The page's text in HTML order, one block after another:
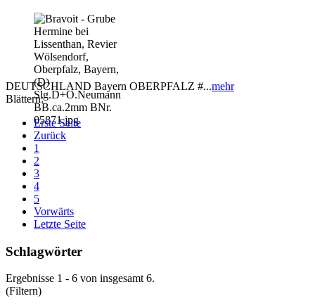
DEUTSCHLAND Bayern OBERPFALZ #...mehr
Blättern:
Erste Seite
Zurück
1
2
3
4
5
Vorwärts
Letzte Seite
Schlagwörter
Ergebnisse 1 - 6 von insgesamt 6.
(Filtern)